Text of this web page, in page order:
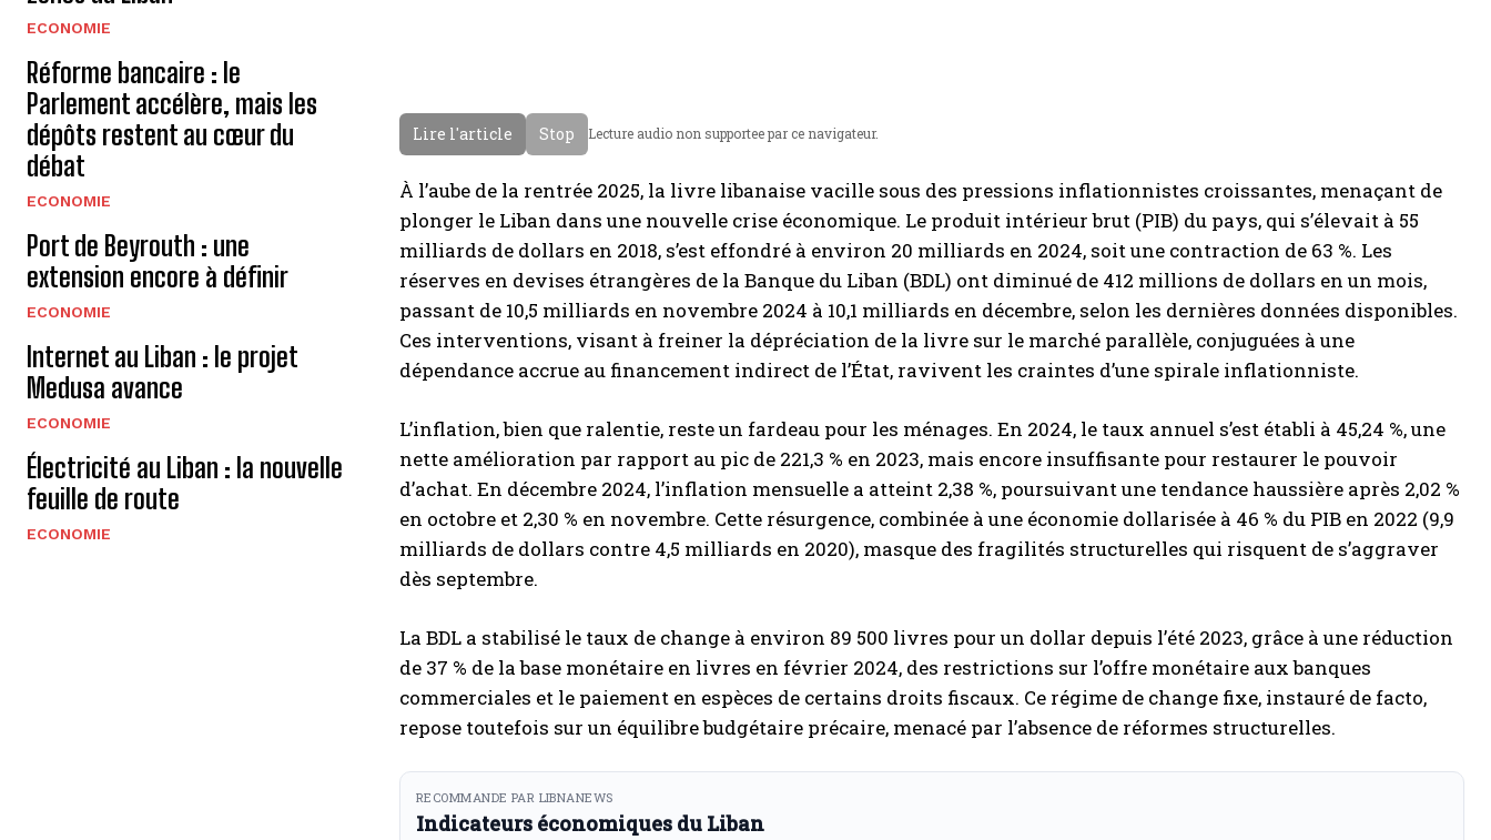
ECONOMIE
Réforme bancaire : le
Parlement accélère, mais les
dépôts restent au cœur du
débat
ECONOMIE
Port de Beyrouth : une
extension encore à définir
ECONOMIE
Internet au Liban : le projet
Medusa avance
ECONOMIE
Électricité au Liban : la nouvelle
feuille de route
ECONOMIE
Lire l'article Stop Lecture audio non supportee par ce navigateur.
À l’aube de la rentrée 2025, la livre libanaise vacille sous des pressions inflationnistes croissantes, menaçant de
plonger le Liban dans une nouvelle crise économique. Le produit intérieur brut (PIB) du pays, qui s’élevait à 55
milliards de dollars en 2018, s’est effondré à environ 20 milliards en 2024, soit une contraction de 63 %. Les
réserves en devises étrangères de la Banque du Liban (BDL) ont diminué de 412 millions de dollars en un mois,
passant de 10,5 milliards en novembre 2024 à 10,1 milliards en décembre, selon les dernières données disponibles.
Ces interventions, visant à freiner la dépréciation de la livre sur le marché parallèle, conjuguées à une
dépendance accrue au financement indirect de l’État, ravivent les craintes d’une spirale inflationniste.
L’inflation, bien que ralentie, reste un fardeau pour les ménages. En 2024, le taux annuel s’est établi à 45,24 %, une
nette amélioration par rapport au pic de 221,3 % en 2023, mais encore insuffisante pour restaurer le pouvoir
d’achat. En décembre 2024, l’inflation mensuelle a atteint 2,38 %, poursuivant une tendance haussière après 2,02 %
en octobre et 2,30 % en novembre. Cette résurgence, combinée à une économie dollarisée à 46 % du PIB en 2022 (9,9
milliards de dollars contre 4,5 milliards en 2020), masque des fragilités structurelles qui risquent de s’aggraver
dès septembre.
La BDL a stabilisé le taux de change à environ 89 500 livres pour un dollar depuis l’été 2023, grâce à une réduction
de 37 % de la base monétaire en livres en février 2024, des restrictions sur l’offre monétaire aux banques
commerciales et le paiement en espèces de certains droits fiscaux. Ce régime de change fixe, instauré de facto,
repose toutefois sur un équilibre budgétaire précaire, menacé par l’absence de réformes structurelles.
RECOMMANDE PAR LIBNANEWS
Indicateurs économiques du Liban